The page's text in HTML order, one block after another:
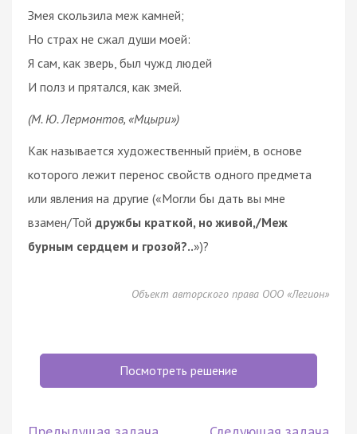
Змея скользила меж камней;
Но страх не сжал души моей:
Я сам, как зверь, был чужд людей
И полз и прятался, как змей.
(М. Ю. Лермонтов, «Мцыри»)
Как называется художественный приём, в основе
которого лежит перенос свойств одного предмета
или явления на другие («Могли бы дать вы мне
взамен/Той дружбы краткой, но живой,/Меж
бурным сердцем и грозой?..»)?
Объект авторского права ООО «Легион»
Посмотреть решение